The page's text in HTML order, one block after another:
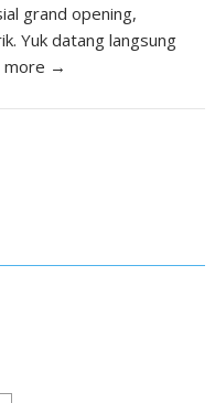
grand opening,
Yuk datang langsung
more →